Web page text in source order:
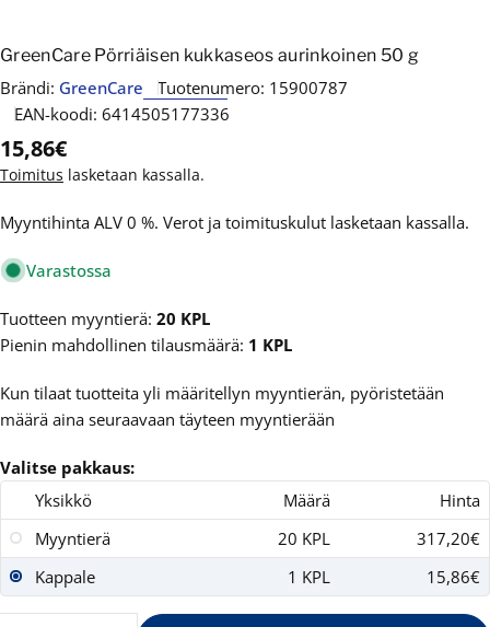
GreenCare Pörriäisen kukkaseos aurinkoinen 50 g
Brändi: GreenCare Tuotenumero: 15900787
EAN-koodi: 6414505177336
Normaalihinta
15,86€
Toimitus lasketaan kassalla.
Myyntihinta ALV 0 %. Verot ja toimituskulut lasketaan kassalla.
Varastossa
Tuotteen myyntierä: 20 KPL
Pienin mahdollinen tilausmäärä: 1 KPL
Kun tilaat tuotteita yli määritellyn myyntierän, pyöristetään
määrä aina seuraavaan täyteen myyntierään
Valitse pakkaus:
Yksikkö
Määrä
Hinta
Myyntierä
20 KPL
317,20€
Kappale
1 KPL 15,86€